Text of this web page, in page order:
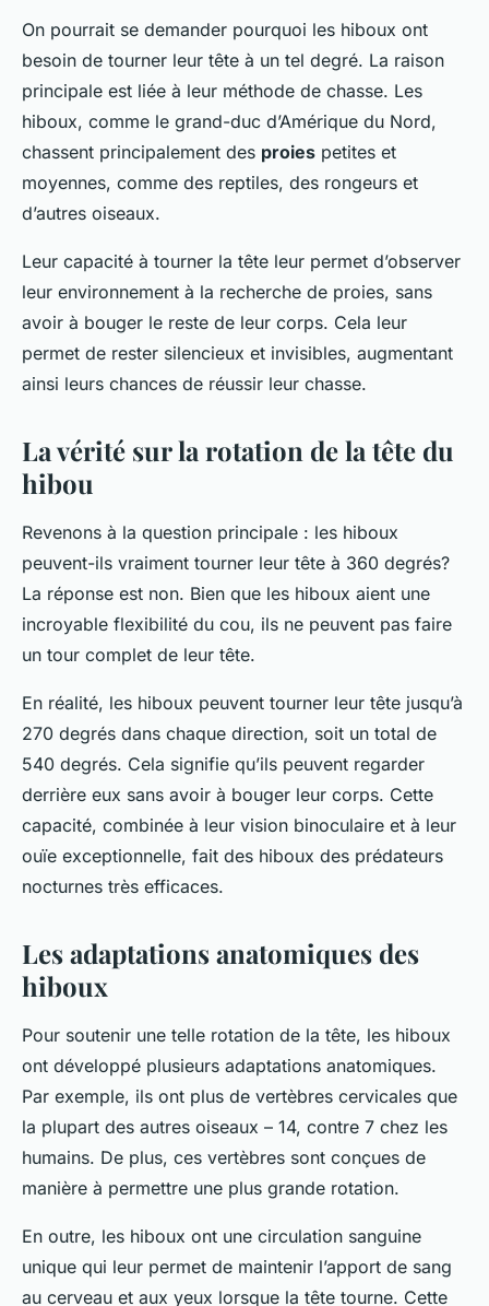
On pourrait se demander pourquoi les hiboux ont
besoin de tourner leur tête à un tel degré. La raison
principale est liée à leur méthode de chasse. Les
hiboux, comme le grand-duc d’Amérique du Nord,
chassent principalement des proies petites et
moyennes, comme des reptiles, des rongeurs et
d’autres oiseaux.
Leur capacité à tourner la tête leur permet d’observer
leur environnement à la recherche de proies, sans
avoir à bouger le reste de leur corps. Cela leur
permet de rester silencieux et invisibles, augmentant
ainsi leurs chances de réussir leur chasse.
La vérité sur la rotation de la tête du
hibou
Revenons à la question principale : les hiboux
peuvent-ils vraiment tourner leur tête à 360 degrés?
La réponse est non. Bien que les hiboux aient une
incroyable flexibilité du cou, ils ne peuvent pas faire
un tour complet de leur tête.
En réalité, les hiboux peuvent tourner leur tête jusqu’à
270 degrés dans chaque direction, soit un total de
540 degrés. Cela signifie qu’ils peuvent regarder
derrière eux sans avoir à bouger leur corps. Cette
capacité, combinée à leur vision binoculaire et à leur
ouïe exceptionnelle, fait des hiboux des prédateurs
nocturnes très efficaces.
Les adaptations anatomiques des
hiboux
Pour soutenir une telle rotation de la tête, les hiboux
ont développé plusieurs adaptations anatomiques.
Par exemple, ils ont plus de vertèbres cervicales que
la plupart des autres oiseaux – 14, contre 7 chez les
humains. De plus, ces vertèbres sont conçues de
manière à permettre une plus grande rotation.
En outre, les hiboux ont une circulation sanguine
unique qui leur permet de maintenir l’apport de sang
au cerveau et aux yeux lorsque la tête tourne. Cette